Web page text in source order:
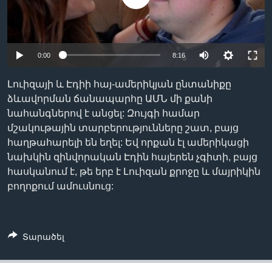
Լեզուներ
0:00 8:16
Լուիզայի և Էդիի հայ-ամերիկյան ընտանիքը
ձևավորման ճանապարհը ԱՄՆ մի քանի
նահանգներով է անցել: Զույգի համար
մշակութային տարբերությունները շատ, բայց
հաղթահարելի են եղել: Եվ որքան էլ ամերիկացի
նախկին զինվորական Էդին հայերեն չգիտի, բայց
հասկանում է, թե երբ է Լուիզան քրոջը և մայրիկին
բողոքում ամուսնուց:
Տարածել